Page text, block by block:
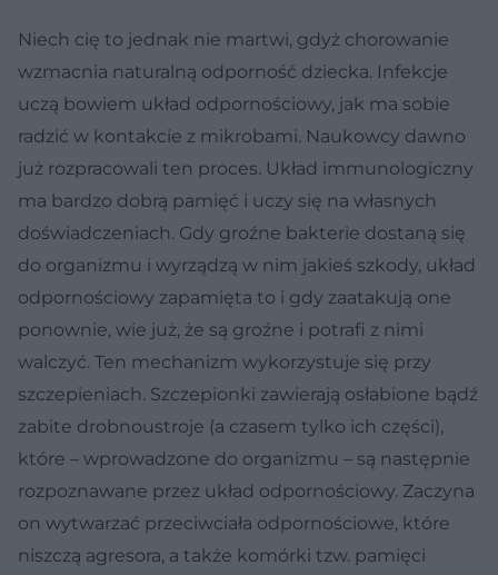
Niech cię to jednak nie martwi, gdyż chorowanie
wzmacnia naturalną odporność dziecka. Infekcje
uczą bowiem układ odpornościowy, jak ma sobie
radzić w kontakcie z mikrobami. Naukowcy dawno
już rozpracowali ten proces. Układ immunologiczny
ma bardzo dobrą pamięć i uczy się na własnych
doświadczeniach. Gdy groźne bakterie dostaną się
do organizmu i wyrządzą w nim jakieś szkody, układ
odpornościowy zapamięta to i gdy zaatakują one
ponownie, wie już, że są groźne i potrafi z nimi
walczyć. Ten mechanizm wykorzystuje się przy
szczepieniach. Szczepionki zawierają osłabione bądź
zabite drobnoustroje (a czasem tylko ich części),
które – wprowadzone do organizmu – są następnie
rozpoznawane przez układ odpornościowy. Zaczyna
on wytwarzać przeciwciała odpornościowe, które
niszczą agresora, a także komórki tzw. pamięci